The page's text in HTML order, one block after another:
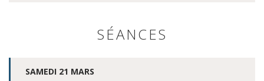
SÉANCES
SAMEDI 21 MARS